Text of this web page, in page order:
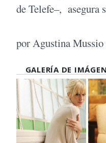
de Telefe–, asegura
por Agustina Mussio
GALERÍA DE